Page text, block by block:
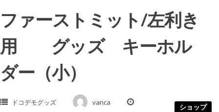
ファーストミット/左利き
用 グッズ キーホル
ダー（小）
ショップ
ドコデモグッズ vanca